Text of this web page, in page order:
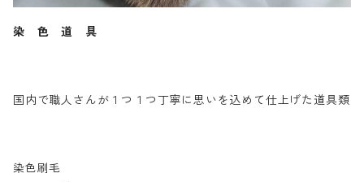
染 色 道 具
国内で職人さんが１つ１つ丁寧に思いを込めて仕上げた道具類
染色刷毛